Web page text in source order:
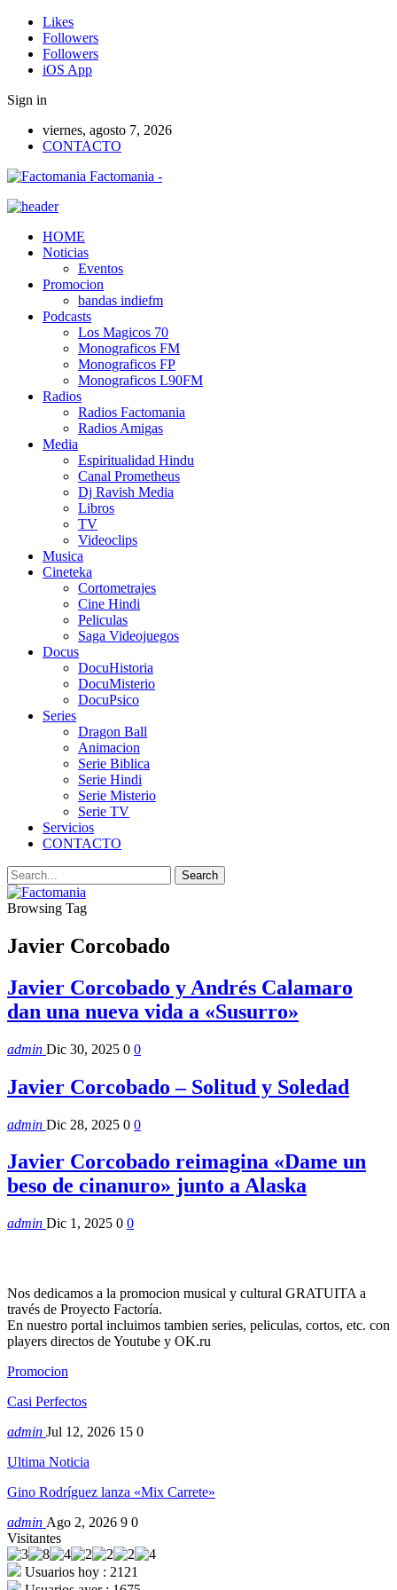
Likes
Followers
Followers
iOS App
Sign in
viernes, agosto 7, 2026
CONTACTO
Factomania -
HOME
Noticias
Eventos
Promocion
bandas indiefm
Podcasts
Los Magicos 70
Monograficos FM
Monograficos FP
Monograficos L90FM
Radios
Radios Factomania
Radios Amigas
Media
Espiritualidad Hindu
Canal Prometheus
Dj Ravish Media
Libros
TV
Videoclips
Musica
Cineteka
Cortometrajes
Cine Hindi
Peliculas
Saga Videojuegos
Docus
DocuHistoria
DocuMisterio
DocuPsico
Series
Dragon Ball
Animacion
Serie Biblica
Serie Hindi
Serie Misterio
Serie TV
Servicios
CONTACTO
Browsing Tag
Javier Corcobado
Javier Corcobado y Andrés Calamaro
dan una nueva vida a «Susurro»
admin Dic 30, 2025 0 0
Javier Corcobado – Solitud y Soledad
admin Dic 28, 2025 0 0
Javier Corcobado reimagina «Dame un
beso de cinanuro» junto a Alaska
admin Dic 1, 2025 0 0
Nos dedicamos a la promocion musical y cultural GRATUITA a
través de Proyecto Factoría.
En nuestro portal incluimos tambien series, peliculas, cortos, etc. con
players directos de Youtube y OK.ru
Promocion
Casi Perfectos
admin Jul 12, 2026 15 0
Ultima Noticia
Gino Rodríguez lanza «Mix Carrete»
admin Ago 2, 2026 9 0
Visitantes
Usuarios hoy : 2121